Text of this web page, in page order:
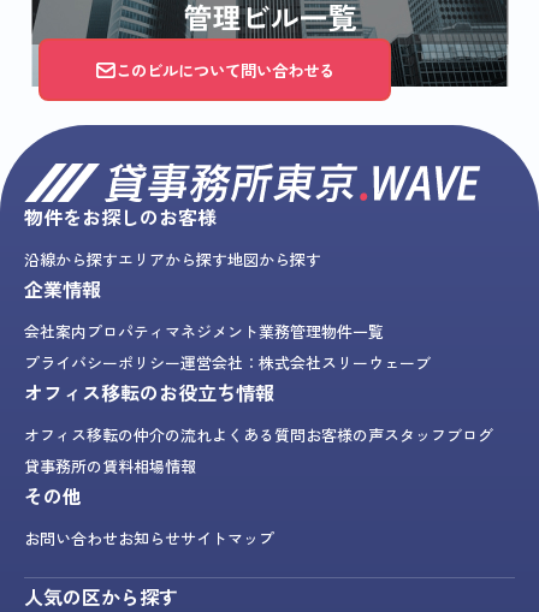
このビルについて問い合わせる
物件をお探しのお客様
沿線から探すエリアから探す地図から探す
企業情報
会社案内プロパティマネジメント業務管理物件一覧
プライバシーポリシー運営会社：株式会社スリーウェーブ
オフィス移転のお役立ち情報
オフィス移転の仲介の流れよくある質問お客様の声スタッフブログ
貸事務所の賃料相場情報
その他
お問い合わせお知らせサイトマップ
人気の区から探す